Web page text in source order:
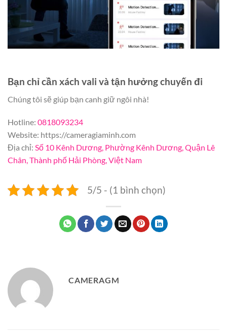
Bạn chỉ cần xách vali và tận hưởng chuyến đi
Chúng tôi sẽ giúp bạn canh giữ ngôi nhà!
Hotline: 0818093234
Website: https://cameragiaminh.com
Địa chỉ: Số 10 Kênh Dương, Phường Kênh Dương, Quận Lê
Chân, Thành phố Hải Phòng, Việt Nam
5/5 - (1 bình chọn)
CAMERAGM